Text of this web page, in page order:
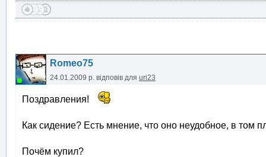
Romeo75
24.01.2009 р. відповів для uri23
Поздравления!
Как сидение? Есть мнение, что оно неудобное, в том
Почём купил?